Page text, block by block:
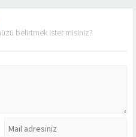
belirtmek ister misiniz?